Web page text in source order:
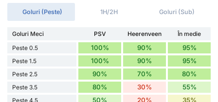
Goluri (Peste) 1H/2H Goluri (Sub)
Goluri Meci PSV Heerenveen
În medie
Peste 0.5
100% 90% 95%
Peste 1.5 100% 90% 95%
Peste 2.5 90% 70% 80%
Peste 3.5 80% 30% 55%
Peste 4.5 50% 20% 35%